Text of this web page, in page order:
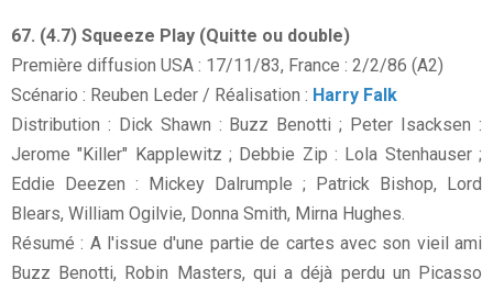
67. (4.7) Squeeze Play (Quitte ou double)
Première diffusion USA : 17/11/83, France : 2/2/86 (A2)
Scénario : Reuben Leder / Réalisation : Harry Falk
Distribution : Dick Shawn : Buzz Benotti ; Peter Isacksen :
Jerome "Killer" Kapplewitz ; Debbie Zip : Lola Stenhauser ;
Eddie Deezen : Mickey Dalrumple ; Patrick Bishop, Lord
Blears, William Ogilvie, Donna Smith, Mirna Hughes.
Résumé : A l'issue d'une partie de cartes avec son vieil ami
Buzz Benotti, Robin Masters, qui a déjà perdu un Picasso